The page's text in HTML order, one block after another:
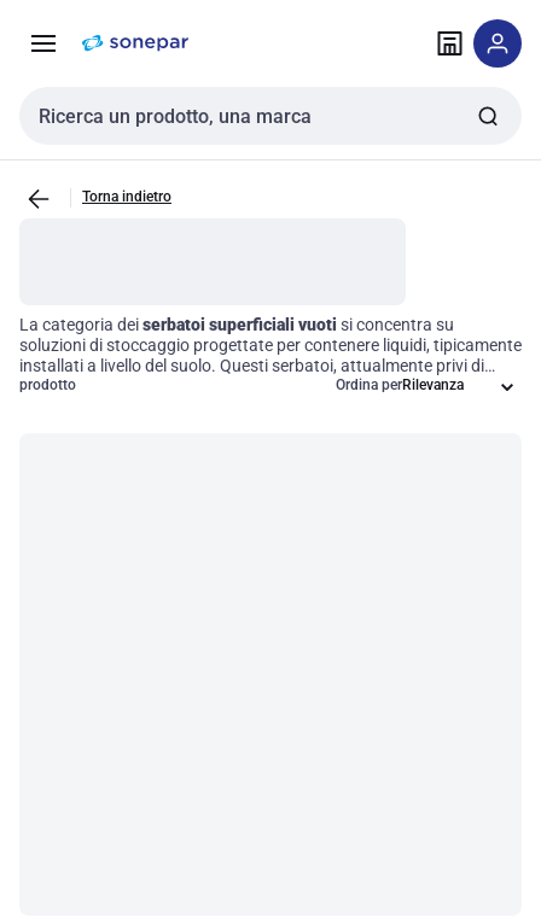
navigazione alla
Cerca input
Torna indietro
La categoria deiserbatoi superficiali vuoti si concentra su
soluzioni di stoccaggio progettate per contenere liquidi, tipicamente
installati a livello del suolo. Questi serbatoi, attualmente privi di
contenuto, sono fondamentali per operazioni dimanutenzione
prodotto Ordina per